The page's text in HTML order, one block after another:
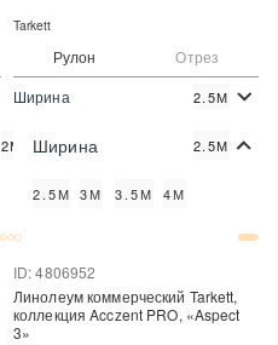
2М
Рулон Отрез
Цена:
Tarkett
Ширина 2.5М
Ширина 2.5М
2.5М 3М 3.5М 4М
ID: 4806952
Линолеум коммерческий Tarkett,
коллекция Acczent PRO, «Aspect
3»